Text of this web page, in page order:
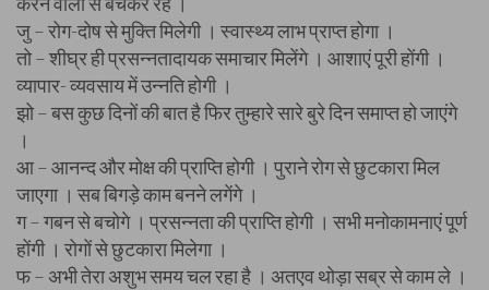
जु – रोग-दोष से मुक्ति मिलेगी । स्वास्थ्य लाभ प्राप्त होगा ।
तो – शीघ्र ही प्रसन्नतादायक समाचार मिलेंगे । आशाएं पूरी होंगी ।
व्यापार- व्यवसाय में उन्नति होगी ।
झो – बस कुछ दिनों की बात है फिर तुम्हारे सारे बुरे दिन समाप्त हो जाएंगे
।
आ – आनन्द और मोक्ष की प्राप्ति होगी । पुराने रोग से छुटकारा मिल
जाएगा । सब बिगड़े काम बनने लगेंगे ।
ग – गबन से बचोगे । प्रसन्नता की प्राप्ति होगी । सभी मनोकामनाएं पूर्ण
होंगी । रोगों से छुटकारा मिलेगा ।
फ – अभी तेरा अशुभ समय चल रहा है । अतएव थोड़ा सब्र से काम ले ।